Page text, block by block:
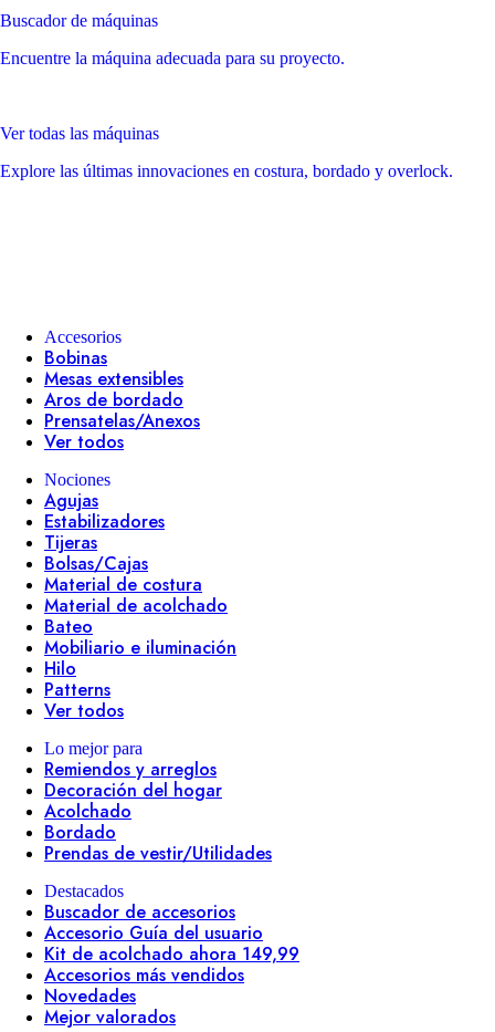
Buscador de máquinas
Encuentre la máquina adecuada para su proyecto.
Ver todas las máquinas
Explore las últimas innovaciones en costura, bordado y overlock.
Accesorios
Bobinas
Mesas extensibles
Aros de bordado
Prensatelas/Anexos
Ver todos
Nociones
Agujas
Estabilizadores
Tijeras
Bolsas/Cajas
Material de costura
Material de acolchado
Bateo
Mobiliario e iluminación
Hilo
Patterns
Ver todos
Lo mejor para
Remiendos y arreglos
Decoración del hogar
Acolchado
Bordado
Prendas de vestir/Utilidades
Destacados
Buscador de accesorios
Accesorio Guía del usuario
Kit de acolchado ahora 149,99
Accesorios más vendidos
Novedades
Mejor valorados